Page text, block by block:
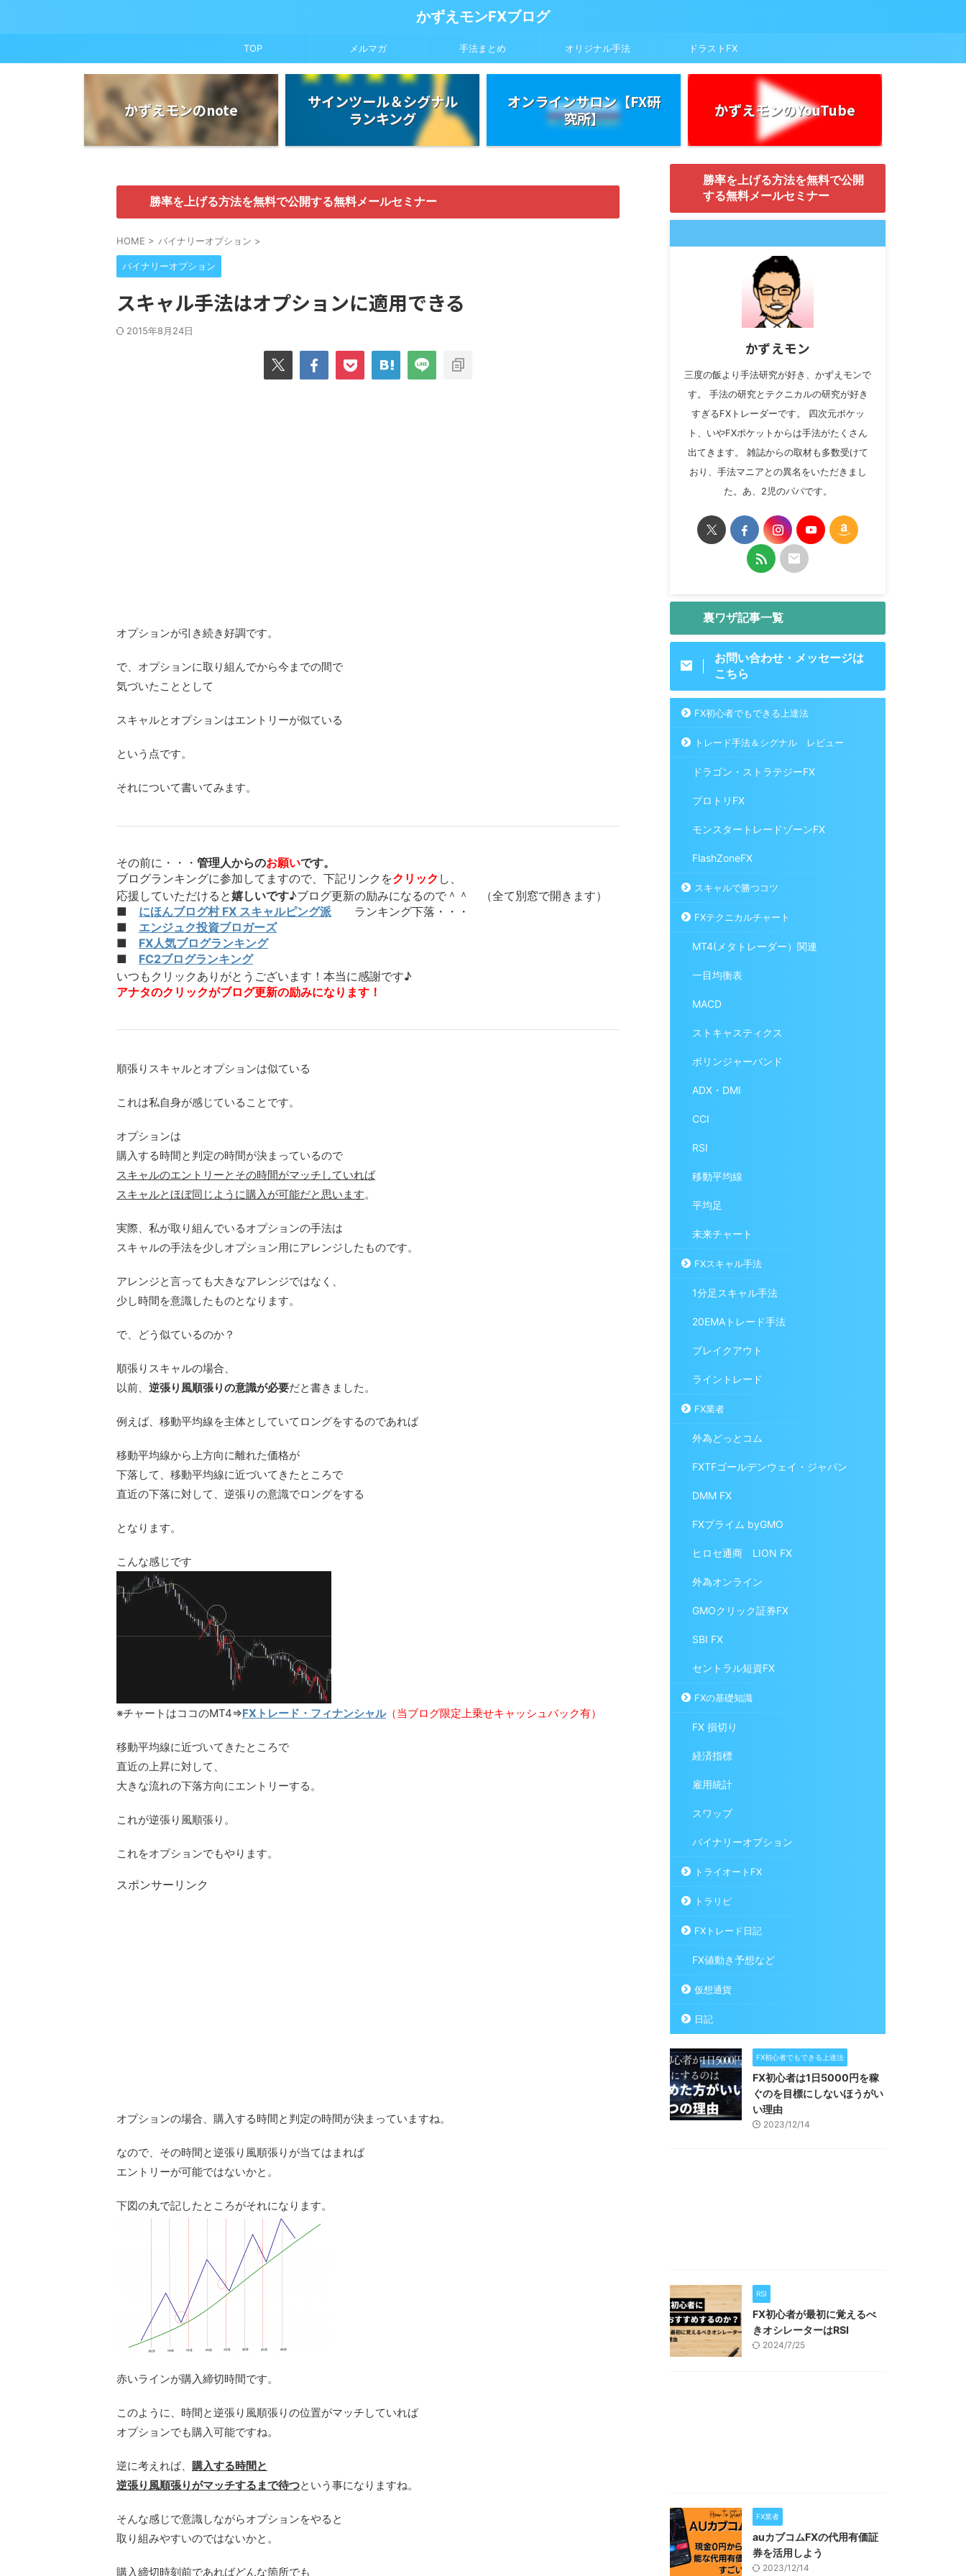
かずえモンFXブログ
TOP メルマガ 手法まとめ オリジナル手法 ドラストFX
かずえモンのnote
サインツール＆シグナル
ランキング
オンラインサロン【FX研
究所】
かずえモンのYouTube
勝率を上げる方法を無料で公開する無料メールセミナー
HOME > バイナリーオプション >
バイナリーオプション
スキャル手法はオプションに適用できる
2015年8月24日
オプションが引き続き好調です。
で、オプションに取り組んでから今までの間で
気づいたこととして
スキャルとオプションはエントリーが似ている
という点です。
それについて書いてみます。
その前に・・・ 管理人からのお願いです。
ブログランキングに参加してますので、下記リンクをクリック し、
応援していただけると嬉しいです♪ブログ更新の励みになるので＾＾ （全て別窓で開きます）
■ にほんブログ村 FX スキャルピング派
ランキング下落・・・
■ エンジュク投資ブロガーズ
■ FX人気ブログランキング
■ FC2ブログランキング
いつもクリックありがとうございます！本当に感謝です♪
アナタのクリックがブログ更新の励みになります！
順張りスキャルとオプションは似ている
これは私自身が感じていることです。
オプションは
購入する時間と判定の時間が決まっているので
スキャルのエントリーとその時間がマッチしていれば
スキャルとほぼ同じように購入が可能だと思います。
実際、私が取り組んでいるオプションの手法は
スキャルの手法を少しオプション用にアレンジしたものです。
アレンジと言っても大きなアレンジではなく、
少し時間を意識したものとなります。
で、どう似ているのか？
順張りスキャルの場合、
以前、 逆張り風順張りの意識が必要だと書きました。
例えば、移動平均線を主体としていてロングをするのであれば
移動平均線から上方向に離れた価格が
下落して、移動平均線に近づいてきたところで
直近の下落に対して、逆張りの意識でロングをする
となります。
こんな感じです
※チャートはココのMT4⇒FXトレード・フィナンシャル（当ブログ限定上乗せキャッシュバック有）
移動平均線に近づいてきたところで
直近の上昇に対して、
大きな流れの下落方向にエントリーする。
これが逆張り風順張り。
これをオプションでもやります。
スポンサーリンク
オプションの場合、購入する時間と判定の時間が決まっていますね。
なので、その時間と逆張り風順張りが当てはまれば
エントリーが可能ではないかと。
下図の丸で記したところがそれになります。
赤いラインが購入締切時間です。
このように、時間と逆張り風順張りの位置がマッチしていれば
オプションでも購入可能ですね。
逆に考えれば、 購入する時間と
逆張り風順張りがマッチするまで待つという事になりますね。
そんな感じで意識しながらオプションをやると
取り組みやすいのではないかと。
購入締切時刻前であればどんな箇所でも
勝率を上げる方法を無料で公開
する無料メールセミナー
かずえモン
三度の飯より手法研究が好き、かずえモンで
す。 手法の研究とテクニカルの研究が好き
すぎるFXトレーダーです。 四次元ポケッ
ト、いやFXポケットからは手法がたくさん
出てきます。 雑誌からの取材も多数受けて
おり、手法マニアとの異名をいただきまし
た。あ、2児のパパです。
裏ワザ記事一覧
お問い合わせ・メッセージは
こちら
FX初心者でもできる上達法
トレード手法＆シグナル レビュー
ドラゴン・ストラテジーFX
プロトリFX
モンスタートレードゾーンFX
FlashZoneFX
スキャルで勝つコツ
FXテクニカルチャート
MT4(メタトレーダー）関連
一目均衡表
MACD
ストキャスティクス
ボリンジャーバンド
ADX・DMI
CCI
RSI
移動平均線
平均足
未来チャート
FXスキャル手法
1分足スキャル手法
20EMAトレード手法
ブレイクアウト
ライントレード
FX業者
外為どっとコム
FXTFゴールデンウェイ・ジャパン
DMM FX
FXプライム byGMO
ヒロセ通商 LION FX
外為オンライン
GMOクリック証券FX
SBI FX
セントラル短資FX
FXの基礎知識
FX 損切り
経済指標
雇用統計
スワップ
バイナリーオプション
トライオートFX
トラリピ
FXトレード日記
FX値動き予想など
仮想通貨
日記
FX初心者でもできる上達法
FX初心者は1日5000円を稼
ぐのを目標にしないほうがい
い理由
2023/12/14
RSI
FX初心者が最初に覚えるべ
きオシレーターはRSI
2024/7/25
FX業者
auカブコムFXの代用有価証
券を活用しよう
2023/12/14